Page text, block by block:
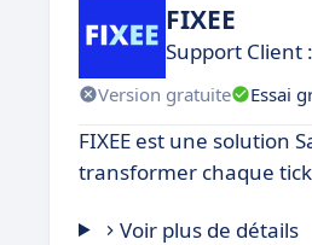
FIXEE
Support Client
Version gratuite Essai
FIXEE est une solution
transformer chaque
Voir plus de détails